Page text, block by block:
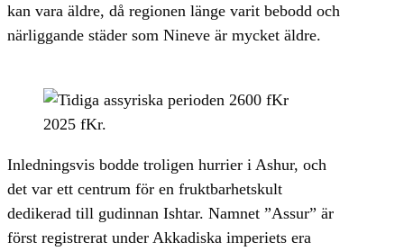
kan vara äldre, då regionen länge varit bebodd och
närliggande städer som Nineve är mycket äldre.
Inledningsvis bodde troligen hurrier i Ashur, och
det var ett centrum för en fruktbarhetskult
dedikerad till gudinnan Ishtar. Namnet ”Assur” är
först registrerat under Akkadiska imperiets era